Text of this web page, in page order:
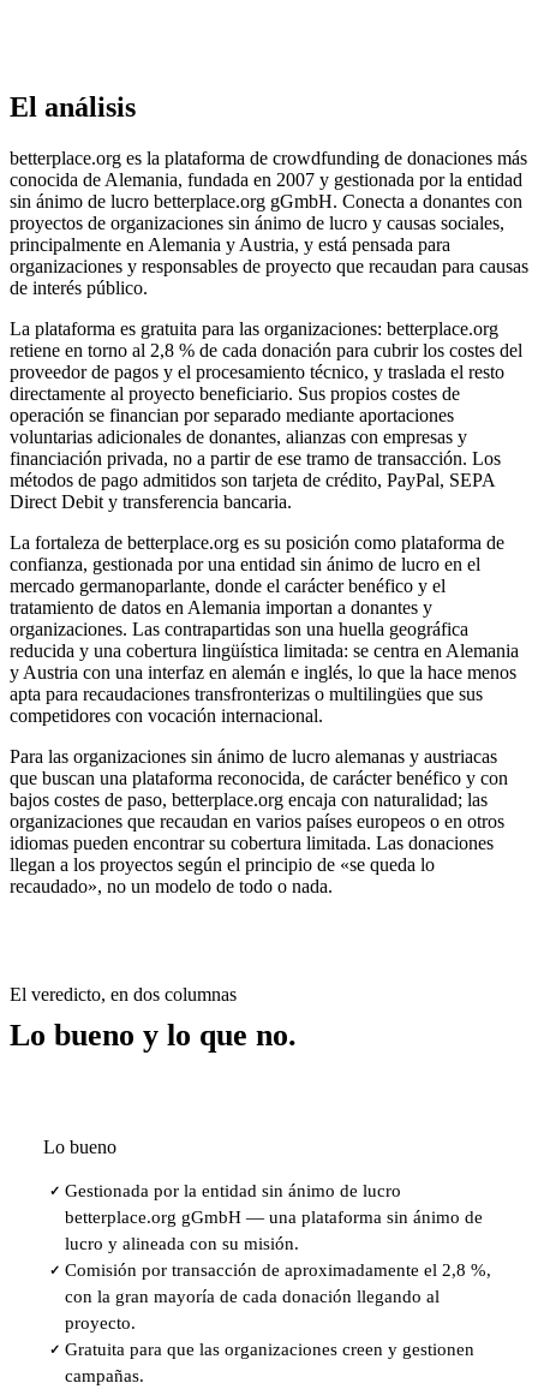
El análisis
betterplace.org es la plataforma de crowdfunding de donaciones más
conocida de Alemania, fundada en 2007 y gestionada por la entidad
sin ánimo de lucro betterplace.org gGmbH. Conecta a donantes con
proyectos de organizaciones sin ánimo de lucro y causas sociales,
principalmente en Alemania y Austria, y está pensada para
organizaciones y responsables de proyecto que recaudan para causas
de interés público.
La plataforma es gratuita para las organizaciones: betterplace.org
retiene en torno al 2,8 % de cada donación para cubrir los costes del
proveedor de pagos y el procesamiento técnico, y traslada el resto
directamente al proyecto beneficiario. Sus propios costes de
operación se financian por separado mediante aportaciones
voluntarias adicionales de donantes, alianzas con empresas y
financiación privada, no a partir de ese tramo de transacción. Los
métodos de pago admitidos son tarjeta de crédito, PayPal, SEPA
Direct Debit y transferencia bancaria.
La fortaleza de betterplace.org es su posición como plataforma de
confianza, gestionada por una entidad sin ánimo de lucro en el
mercado germanoparlante, donde el carácter benéfico y el
tratamiento de datos en Alemania importan a donantes y
organizaciones. Las contrapartidas son una huella geográfica
reducida y una cobertura lingüística limitada: se centra en Alemania
y Austria con una interfaz en alemán e inglés, lo que la hace menos
apta para recaudaciones transfronterizas o multilingües que sus
competidores con vocación internacional.
Para las organizaciones sin ánimo de lucro alemanas y austriacas
que buscan una plataforma reconocida, de carácter benéfico y con
bajos costes de paso, betterplace.org encaja con naturalidad; las
organizaciones que recaudan en varios países europeos o en otros
idiomas pueden encontrar su cobertura limitada. Las donaciones
llegan a los proyectos según el principio de «se queda lo
recaudado», no un modelo de todo o nada.
El veredicto, en dos columnas
Lo bueno y lo que no.
Lo bueno
✓ Gestionada por la entidad sin ánimo de lucro
betterplace.org gGmbH — una plataforma sin ánimo de
lucro y alineada con su misión.
✓ Comisión por transacción de aproximadamente el 2,8 %,
con la gran mayoría de cada donación llegando al
proyecto.
✓ Gratuita para que las organizaciones creen y gestionen
campañas.